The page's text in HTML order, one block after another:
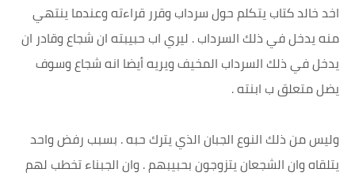
اخد خالد كتاب يتكلم حول سرداب وقرر قراءته وعندما ينتهي
منه يدخل في ذلك السرداب . ليري اب حبيبته ان شجاع وقادر ان
يدخل في ذلك السرداب المخيف ويريه أيضا انه شجاع وسوف
يضل متعلق ب ابنته .
وليس من ذلك النوع الجبان الذي يترك حبه . بسبب رفض واحد
يتلقاه وان الشجعان يتزوجون بحبيبهم . وان الجبناء تخطب لهم